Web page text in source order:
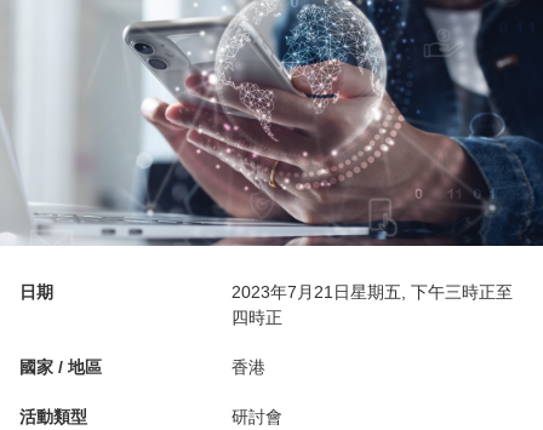
日期
2023年7月21日星期五, 下午三時正至
四時正
國家 / 地區 香港
活動類型 研討會